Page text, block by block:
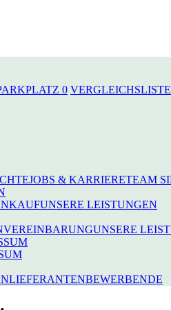
0 VERGLEICHSLISTE
JOBS & KARRIERETEAM
UNSERE LEISTUNGEN
UNSERE
LIEFERANTENBEWERBENDE